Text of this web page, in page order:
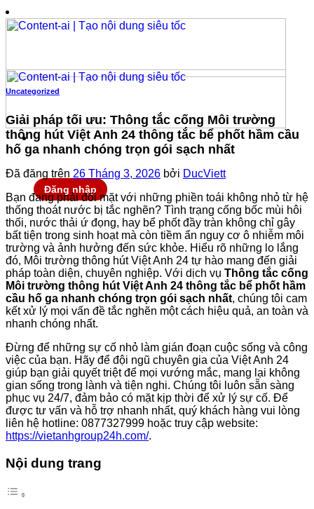
đến
Đăng nhập
Uncategorized
Giải pháp tối ưu: Thông tắc cống Môi trường
thông hút Việt Anh 24 thông tắc bể phốt hầm cầu
hố ga nhanh chóng trọn gói sạch nhất
Đã đăng trên 26 Tháng 3, 2026 bởi DucViett
Bạn đang phải đối mặt với những phiền toái không nhỏ từ hệ
thống thoát nước bị tắc nghẽn? Tình trạng cống bốc mùi hôi
thối, nước thải ứ đọng, hay bể phốt đầy tràn không chỉ gây
bất tiện trong sinh hoạt mà còn tiềm ẩn nguy cơ ô nhiễm môi
trường và ảnh hưởng đến sức khỏe. Hiểu rõ những lo lắng
đó, Môi trường thông hút Việt Anh 24 tự hào mang đến giải
pháp toàn diện, chuyên nghiệp. Với dịch vụ Thông tắc cống
Môi trường thông hút Việt Anh 24 thông tắc bể phốt hầm
cầu hố ga nhanh chóng trọn gói sạch nhất, chúng tôi cam
kết xử lý mọi vấn đề tắc nghẽn một cách hiệu quả, an toàn và
nhanh chóng nhất.
Đừng để những sự cố nhỏ làm gián đoạn cuộc sống và công
việc của bạn. Hãy để đội ngũ chuyên gia của Việt Anh 24
giúp bạn giải quyết triệt để mọi vướng mắc, mang lại không
gian sống trong lành và tiện nghi. Chúng tôi luôn sẵn sàng
phục vụ 24/7, đảm bảo có mặt kịp thời để xử lý sự cố. Để
được tư vấn và hỗ trợ nhanh nhất, quý khách hàng vui lòng
liên hệ hotline: 0877327999 hoặc truy cập website:
https://vietanhgroup24h.com/.
Nội dung trang